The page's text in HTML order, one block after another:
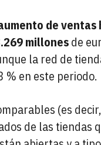
de ventas
millonesde
la red de
% en este periodo.
(es
de las tiendas